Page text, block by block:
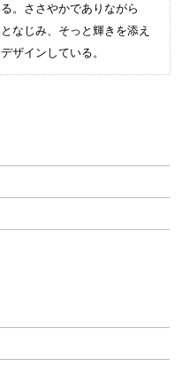
。ささやかでありながら
なじみ、そっと輝きを添え
ザインしている。
ル